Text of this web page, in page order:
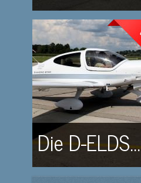
Die D-ELDS...